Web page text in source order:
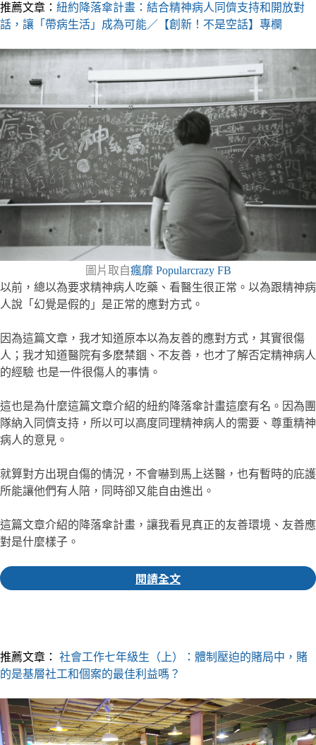
推薦文章： 紐約降落傘計畫：結合精神病人同儕支持和開放對
話，讓「帶病生活」成為可能／【創新！不是空話】專欄
圖片取自瘋靡 Popularcrazy FB
以前，總以為要求精神病人吃藥、看醫生很正常。以為跟精神病
人說「幻覺是假的」是正常的應對方式。
因為這篇文章，我才知道原本以為友善的應對方式，其實很傷
人；我才知道醫院有多麽禁錮、不友善，也才了解否定精神病人
的經驗 也是一件很傷人的事情。
這也是為什麼這篇文章介紹的紐約降落傘計畫這麼有名。因為團
隊納入同儕支持，所以可以高度同理精神病人的需要、尊重精神
病人的意見。
就算對方出現自傷的情況，不會嚇到馬上送醫，也有暫時的庇護
所能讓他們有人陪，同時卻又能自由進出。
這篇文章介紹的降落傘計畫，讓我看見真正的友善環境、友善應
對是什麼樣子。
閱讀全文
推薦文章： 社會工作七年級生（上）：體制壓迫的賭局中，賭
的是基層社工和個案的最佳利益嗎？